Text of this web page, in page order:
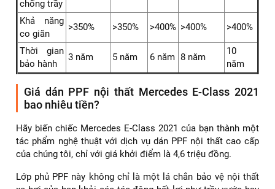
chống trầy
Khả năng
co giãn
>350% >350% >400% >400% >400%
Thời gian
bảo hành
3 năm 5 năm 6 năm 8 năm
10
năm
Giá dán PPF nội thất Mercedes E-Class 2021
bao nhiêu tiền?
Hãy biến chiếc Mercedes E-Class 2021 của bạn thành một
tác phẩm nghệ thuật với dịch vụ dán PPF nội thất cao cấp
của chúng tôi, chỉ với giá khởi điểm là 4,6 triệu đồng.
Lớp phủ PPF này không chỉ là một lá chắn bảo vệ nội thất